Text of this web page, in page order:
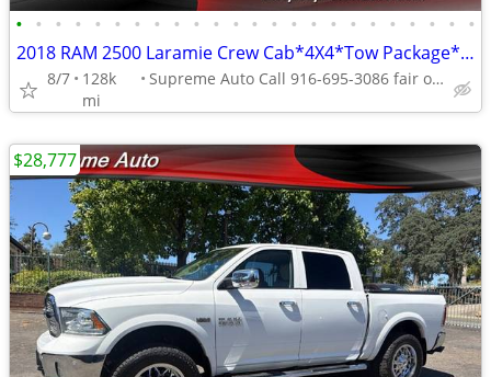
• • • • • • • • • • • • • • • • • • • • • • • •
2018 RAM 2500 Laramie Crew Cab*4X4*Tow Package*Rear Camera*Cummins*
8/7
128k
mi
Supreme Auto Call 916-695-3086 fair oaks
$28,777